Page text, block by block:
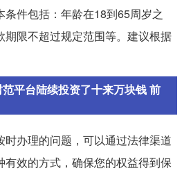
件包括：年龄在18到65周岁之
期限不超过规定范围等。建议根据
平台陆续投资了十来万块钱 前
时办理的问题，可以通过法律渠道
有效的方式，确保您的权益得到保